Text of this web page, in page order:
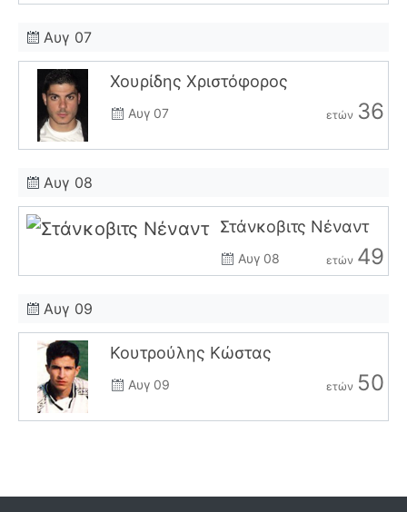
Αυγ 07
Χουρίδης Χριστόφορος
Αυγ 07 ετών 36
Αυγ 08
Στάνκοβιτς Νέναντ
Αυγ 08 ετών 49
Αυγ 09
Κουτρούλης Κώστας
Αυγ 09 ετών 50